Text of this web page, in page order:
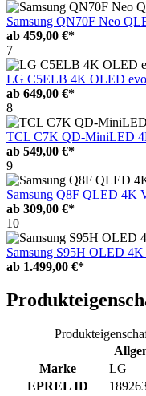
Samsung QN70F Neo
ab 459,00 €*
7
LG C5ELB 4K OLED
ab 649,00 €*
8
TCL C7K QD-MiniLED
ab 549,00 €*
9
Samsung Q8F QLED 4K
ab 309,00 €*
10
Samsung S95H OLED
ab 1.499,00 €*
Marke
LG
EPREL ID